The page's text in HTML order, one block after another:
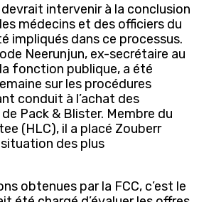
intervenir à la conclusion
médecins et des officiers du
impliqués dans ce processus.
Neerunjun, ex-secrétaire au
fonction publique, a été
sur les procédures
conduit à l’achat des
Pack & Blister. Membre du
(HLC), il a placé Zouberr
des plus
obtenues par la FCC, c’est le